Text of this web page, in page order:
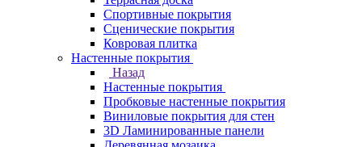
Спортивные покрытия
Сценические покрытия
Ковровая плитка
Настенные покрытия
Назад
Настенные покрытия
Пробковые настенные покрытия
Виниловые покрытия для стен
3D Ламинированные панели